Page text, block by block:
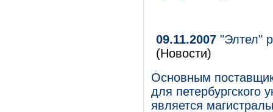
09.11.2007 "Элтел"
(Новости)
Основным
для петербургского
является